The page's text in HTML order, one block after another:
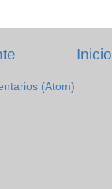
Inicio
(Atom)